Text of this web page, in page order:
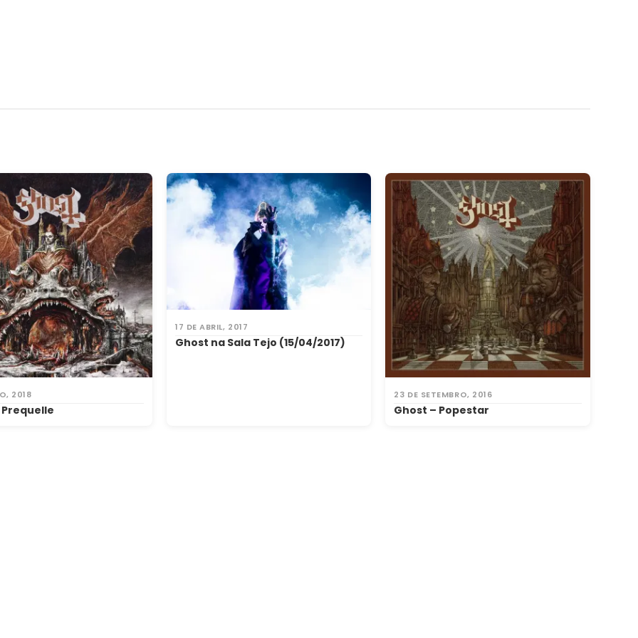
2018
17 DE ABRIL, 2017
Ghost na Sala Tejo (15/04/2017)
23 DE SETEMBRO, 2016
Ghost – Popestar